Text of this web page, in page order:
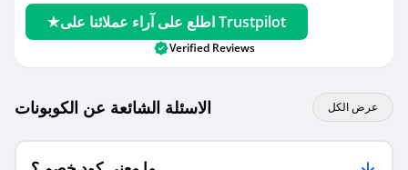
اطلع على آراء عملائنا على Trustpilot
Verified Reviews
الاسئلة الشائعة عن الكوبونات عرض الكل